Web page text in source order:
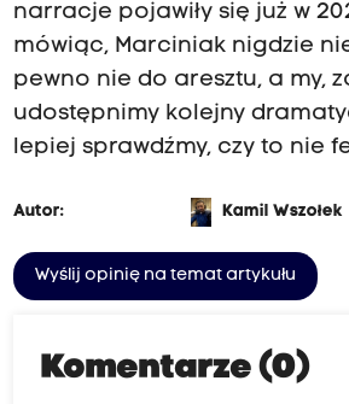
narracje pojawiły się już w
mówiąc, Marciniak nigdzie
pewno nie do aresztu, a my,
udostępnimy kolejny
lepiej sprawdźmy, czy to nie
Autor: Kamil Wszołek
Wyślij opinię na temat artykułu
Komentarze (0)